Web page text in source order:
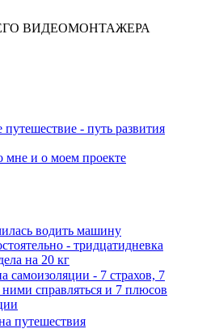
ВИДЕОМОНТАЖЕРА
путешествие - путь развития
мне и о моем проекте
водить машину
- тридцатидневка
на 20 кг
самоизоляции - 7 страхов, 7
ними справляться и 7 плюсов
путешествия